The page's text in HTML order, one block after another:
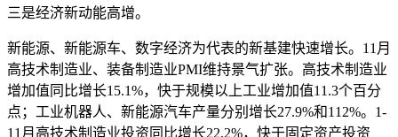
三是经济新动能高增。
新能源、新能源车、数字经济为代表的新基建快速增长。11月
高技术制造业、装备制造业PMI维持景气扩张。高技术制造业
增加值同比增长15.1%，快于规模以上工业增加值11.3个百分
点；工业机器人、新能源汽车产量分别增长27.9%和112%。1-
11月高技术制造业投资同比增长22.2%，快于固定资产投资